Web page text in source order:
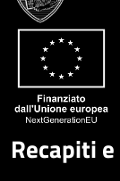
Recapiti